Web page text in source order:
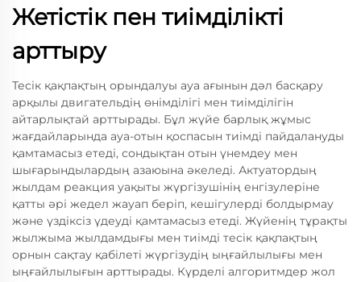
Жетістік пен тиімділікті
арттыру
Тесік қақпақтың орындалуы ауа ағынын дәл басқару
арқылы двигательдің өнімділігі мен тиімділігін
айтарлықтай арттырады. Бұл жүйе барлық жұмыс
жағдайларында ауа-отын қоспасын тиімді пайдалануды
қамтамасыз етеді, сондықтан отын үнемдеу мен
шығарындылардың азаюына әкеледі. Актуатордың
жылдам реакция уақыты жүргізушінің енгізулеріне
қатты әрі жедел жауап беріп, кешігулерді болдырмау
және үздіксіз үдеуді қамтамасыз етеді. Жүйенің тұрақты
жылжыма жылдамдығы мен тиімді тесік қақпақтың
орнын сақтау қабілеті жүргізудің ыңғайлылығы мен
ыңғайлылығын арттырады. Күрделі алгоритмдер жол